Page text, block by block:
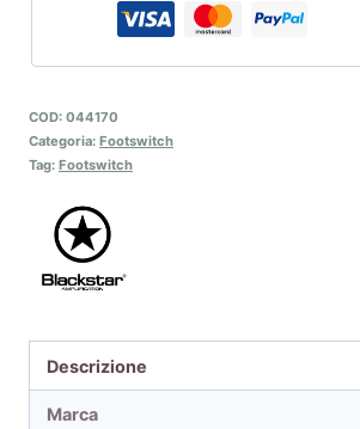
COD: 044170
Categoria: Footswitch
Tag: Footswitch
Descrizione
Marca